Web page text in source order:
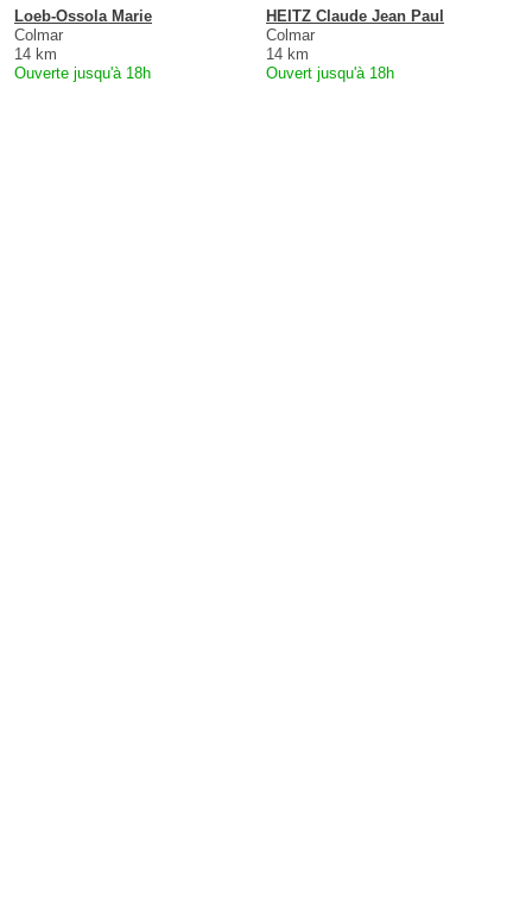
Loeb-Ossola Marie
Colmar
14 km
Ouverte jusqu'à 18h
HEITZ Claude Jean Paul
Colmar
14 km
Ouvert jusqu'à 18h